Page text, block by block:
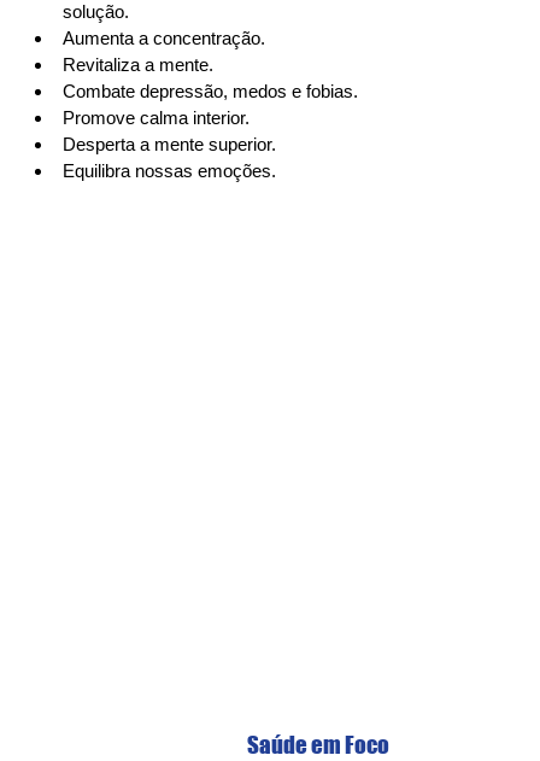
solução.
Aumenta a concentração.
Revitaliza a mente.
Combate depressão, medos e fobias.
Promove calma interior.
Desperta a mente superior.
Equilibra nossas emoções.
Saúde em Foco